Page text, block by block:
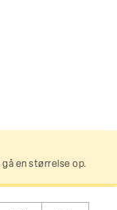
en størrelse op.